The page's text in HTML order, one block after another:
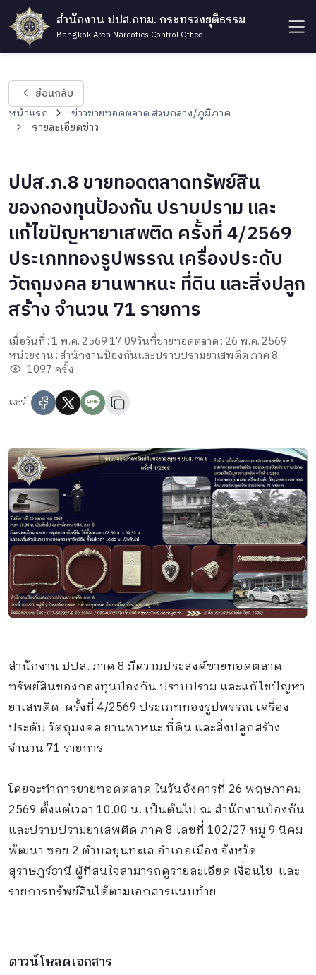
สำนักงาน ปปส.กทม. กระทรวงยุติธรรม
Bangkok Area Narcotics Control Office
ย้อนกลับ
หน้าแรก
ข่าวขายทอดตลาด ส่วนกลาง/ภูมิภาค
รายละเอียดข่าว
ปปส.ภ.8 ขายทอดตลาดทรัพย์สิน
ของกองทุนป้องกัน ปราบปราม และ
แก้ไขปัญหายาเสพติด ครั้งที่ 4/2569
ประเภททองรูปพรรณ เครื่องประดับ
วัตถุมงคล ยานพาหนะ ที่ดิน และสิ่งปลูก
สร้าง จำนวน 71 รายการ
เมื่อวันที่ : 1 พ.ค. 2569 17:09วันที่ขายทอดตลาด : 26 พ.ค. 2569
หน่วยงาน : สำนักงานป้องกันและปราบปรามยาเสพติด ภาค 8
1097 ครั้ง
แชร์ :
สำนักงาน ปปส. ภาค 8 มีความประสงค์ขายทอดตลาด
ทรัพย์สินของกองทุนป้องกัน ปราบปราม และแก้ไขปัญหา
ยาเสพติด ครั้งที่ 4/2569 ประเภททองรูปพรรณ เครื่อง
ประดับ วัตถุมงคล ยานพาหนะ ที่ดิน และสิ่งปลูกสร้าง
จำนวน 71 รายการ
โดยจะทำการขายทอดตลาด ในวันอังคารที่ 26 พฤษภาคม
2569 ตั้งแต่เวลา 10.00 น. เป็นต้นไป ณ สำนักงานป้องกัน
และปราบปรามยาเสพติด ภาค 8 เลขที่ 102/27 หมู่ 9 นิคม
พัฒนา ซอย 2 ตำบลขุนทะเล อำเภอเมือง จังหวัด
สุราษฎร์ธานี ผู้ที่สนใจสามารถดูรายละเอียด เงื่อนไข และ
รายการทรัพย์สินได้ตามเอกสารแนบท้าย
ดาวน์โหลดเอกสาร